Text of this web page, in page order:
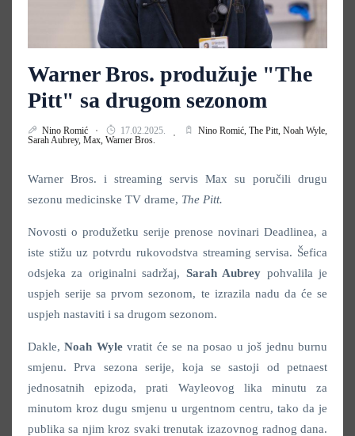
Warner Bros. produžuje "The
Pitt" sa drugom sezonom
Nino Romić 17.02.2025. Nino Romić, The Pitt, Noah Wyle,
Sarah Aubrey, Max, Warner Bros.
Warner Bros. i streaming servis Max su poručili drugu
sezonu medicinske TV drame, The Pitt.
Novosti o produžetku serije prenose novinari Deadlinea, a
iste stižu uz potvrdu rukovodstva streaming servisa. Šefica
odsjeka za originalni sadržaj, Sarah Aubrey pohvalila je
uspjeh serije sa prvom sezonom, te izrazila nadu da će se
uspjeh nastaviti i sa drugom sezonom.
Dakle,Noah Wylevratit će se na posao u još jednu burnu
smjenu. Prva sezona serije, koja se sastoji od petnaest
jednosatnih epizoda, prati Wayleovog lika minutu za
minutom kroz dugu smjenu u urgentnom centru, tako da je
publika sa njim kroz svaki trenutak izazovnog radnog dana.